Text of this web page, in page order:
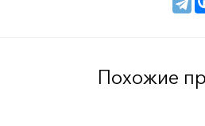
Похожие